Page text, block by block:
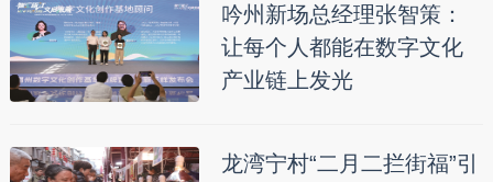
吟州新场总经理张智策：
让每个人都能在数字文化
产业链上发光
龙湾宁村“二月二拦街福”引